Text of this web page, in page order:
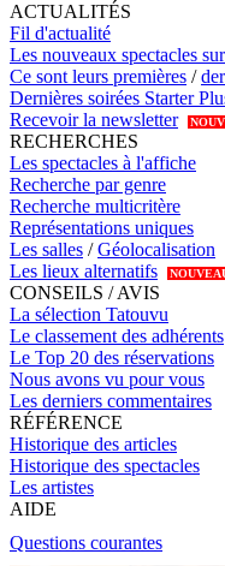
ACTUALITÉS
Fil d'actualité
Les nouveaux spectacles
Ce sont leurs premières /
Dernières soirées Starter
Recevoir la newsletter
RECHERCHES
Les spectacles à l'affiche
Recherche par genre
Recherche multicritère
Représentations uniques
Les salles /Géolocalisation
Les lieux alternatifs
CONSEILS / AVIS
La sélection Tatouvu
Le classement des adhérents
Le Top 20 des réservations
Nous avons vu pour vous
Les derniers commentaires
RÉFÉRENCE
Historique des articles
Historique des spectacles
Les artistes
AIDE
Questions courantes